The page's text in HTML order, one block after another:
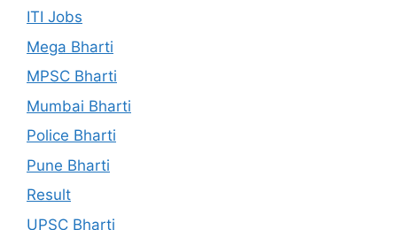
ITI Jobs
Mega Bharti
MPSC Bharti
Mumbai Bharti
Police Bharti
Pune Bharti
Result
UPSC Bharti